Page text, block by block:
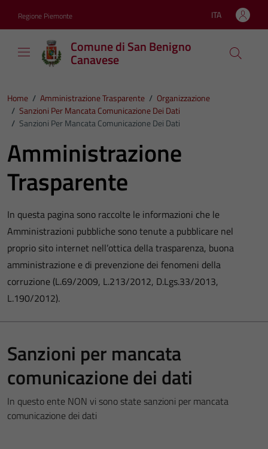
Regione Piemonte Lingua attiva:
ITA
Comune di San Benigno
Canavese
Home / Amministrazione Trasparente / Organizzazione
/ Sanzioni Per Mancata Comunicazione Dei Dati
/ Sanzioni Per Mancata Comunicazione Dei Dati
Amministrazione
Trasparente
In questa pagina sono raccolte le informazioni che le
Amministrazioni pubbliche sono tenute a pubblicare nel
proprio sito internet nell’ottica della trasparenza, buona
amministrazione e di prevenzione dei fenomeni della
corruzione (L.69/2009, L.213/2012, D.Lgs.33/2013,
L.190/2012).
Sanzioni per mancata
comunicazione dei dati
In questo ente NON vi sono state sanzioni per mancata
comunicazione dei dati